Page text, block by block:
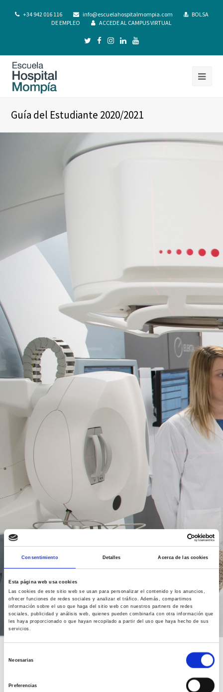
Consentimiento Detalles Acerca de las cookies
Esta página web usa cookies
Las cookies de este sitio web se usan para personalizar el contenido y los anuncios,
ofrecer funciones de redes sociales y analizar el tráfico. Además, compartimos
información sobre el uso que haga del sitio web con nuestros partners de redes
sociales, publicidad y análisis web, quienes pueden combinarla con otra información que
les haya proporcionado o que hayan recopilado a partir del uso que haya hecho de sus
servicios.
Necesarias
Preferencias
+34 942 016 116 info@escuelahospitalmompia.com
BOLSA
DE EMPLEO
ACCEDE AL CAMPUS VIRTUAL
Guía del Estudiante 2020/2021
Para cualquier duda o sugerencia, póngase en contacto con